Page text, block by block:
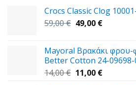
Crocs Classic Clog
59,00€ Original
59,00 €.
49,00 €Η
είναι:
49,00 €.
Mayoral Βρακάκι φρου-
Better Cotton 24-
14,00€ Original
11,00 €Η